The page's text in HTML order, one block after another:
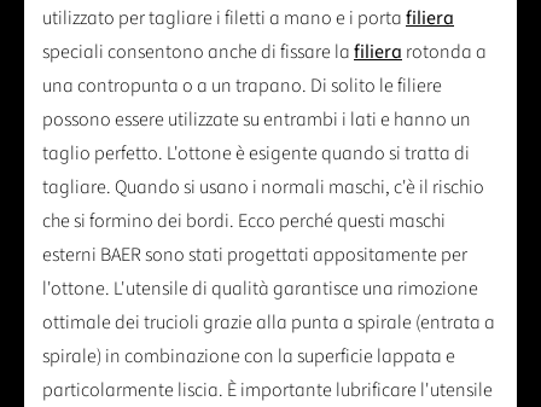
utilizzato per tagliare i filetti a mano e i portafiliera
speciali consentono anche di fissare lafiliera rotonda a
una contropunta o a un trapano. Di solito le filiere
possono essere utilizzate su entrambi i lati e hanno un
taglio perfetto. L'ottone è esigente quando si tratta di
tagliare. Quando si usano i normali maschi, c'è il rischio
che si formino dei bordi. Ecco perché questi maschi
esterni BAER sono stati progettati appositamente per
l'ottone. L'utensile di qualità garantisce una rimozione
ottimale dei trucioli grazie alla punta a spirale (entrata a
spirale) in combinazione con la superficie lappata e
particolarmente liscia. È importante lubrificare l'utensile